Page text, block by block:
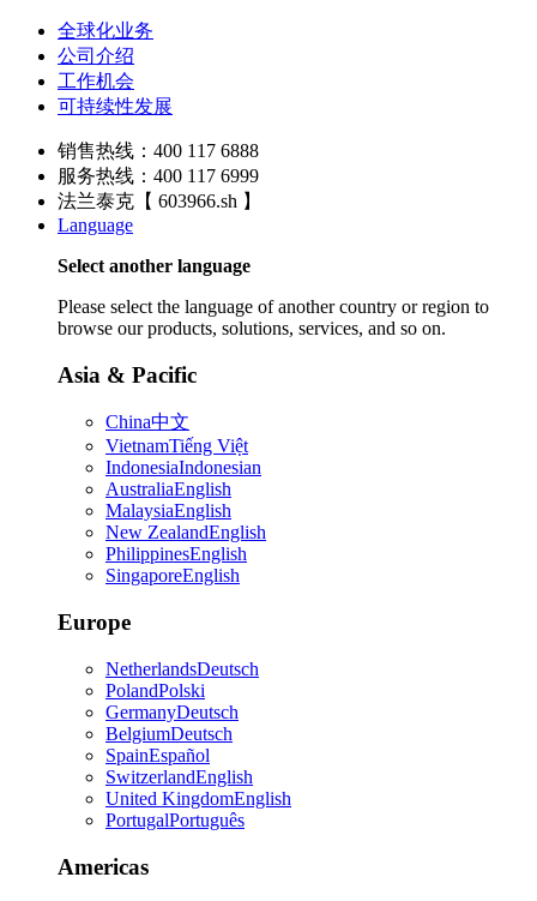
全球化业务
公司介绍
工作机会
可持续性发展
销售热线：400 117 6888
服务热线：400 117 6999
法兰泰克【 603966.sh 】
Language
Select another language
Please select the language of another country or region to
browse our products, solutions, services, and so on.
Asia & Pacific
China中文
VietnamTiếng Việt
IndonesiaIndonesian
AustraliaEnglish
MalaysiaEnglish
New ZealandEnglish
PhilippinesEnglish
SingaporeEnglish
Europe
NetherlandsDeutsch
PolandPolski
GermanyDeutsch
BelgiumDeutsch
SpainEspañol
SwitzerlandEnglish
United KingdomEnglish
PortugalPortuguês
Americas